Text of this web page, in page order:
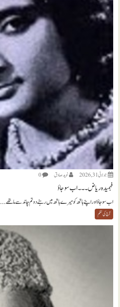
جولائی 31, 2026 نويد صادق 0
فہمیدہ ریاض ۔۔۔ اب سو جاؤ
اب سو جاؤ اور اپنے ہاتھ کو میرے ہاتھ میں رہنے دو تم چاند سے ماتھے...
آج کی نظم